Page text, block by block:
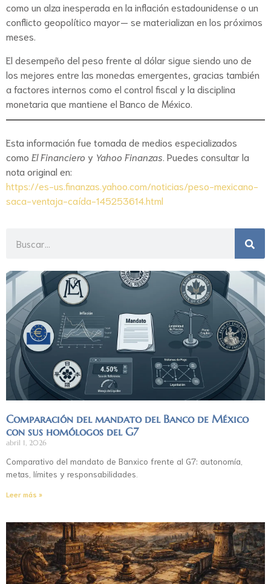
como un alza inesperada en la inflación estadounidense o un
conflicto geopolítico mayor— se materializan en los próximos
meses.
El desempeño del peso frente al dólar sigue siendo uno de
los mejores entre las monedas emergentes, gracias también
a factores internos como el control fiscal y la disciplina
monetaria que mantiene el Banco de México.
Esta información fue tomada de medios especializados
como El Financiero y Yahoo Finanzas . Puedes consultar la
nota original en:
https://es-us.finanzas.yahoo.com/noticias/peso-mexicano-
saca-ventaja-caída-145253614.html
Comparación del mandato del Banco de México
con sus homólogos del G7
abril 1, 2026
Comparativo del mandato de Banxico frente al G7: autonomía,
metas, límites y responsabilidades.
Leer más »